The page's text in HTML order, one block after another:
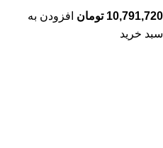
10,791,720 تومان افزودن به
سبد خرید